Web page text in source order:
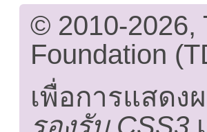
© 2010-2026,
Foundation
เพื่อการแสด